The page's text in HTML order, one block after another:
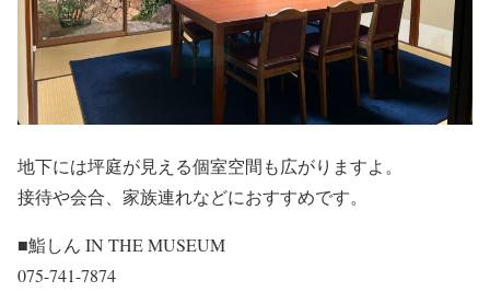
地下には坪庭が見える個室空間も広がりますよ。
接待や会合、家族連れなどにおすすめです。
■鮨しん IN THE MUSEUM
075-741-7874